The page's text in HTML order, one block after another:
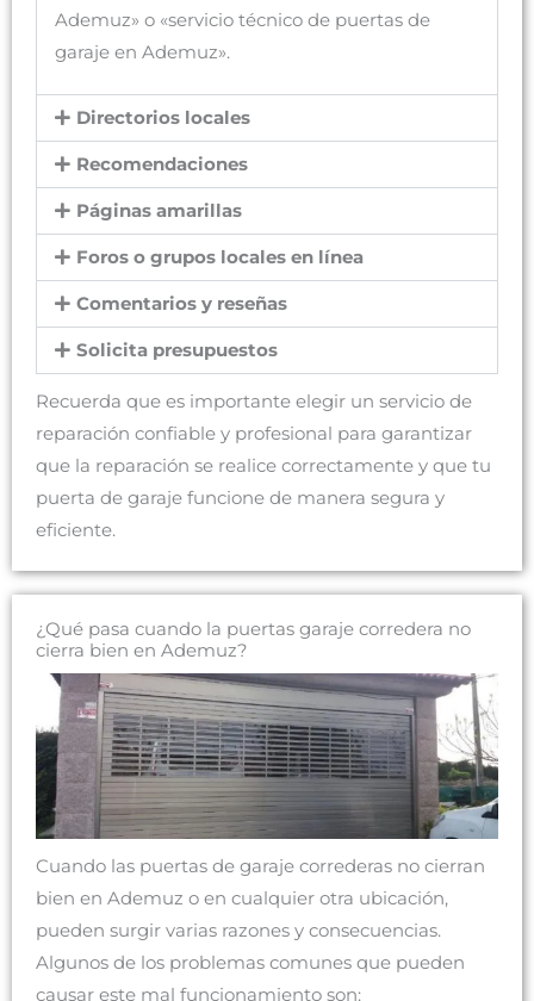
Ademuz» o «servicio técnico de puertas de
garaje en Ademuz».
Directorios locales
Recomendaciones
Páginas amarillas
Foros o grupos locales en línea
Comentarios y reseñas
Solicita presupuestos
Recuerda que es importante elegir un servicio de
reparación confiable y profesional para garantizar
que la reparación se realice correctamente y que tu
puerta de garaje funcione de manera segura y
eficiente.
¿Qué pasa cuando la puertas garaje corredera no
cierra bien en Ademuz?
Cuando las puertas de garaje correderas no cierran
bien en Ademuz o en cualquier otra ubicación,
pueden surgir varias razones y consecuencias.
Algunos de los problemas comunes que pueden
causar este mal funcionamiento son: